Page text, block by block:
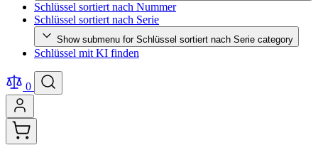
Schlüssel sortiert nach Nummer
Schlüssel sortiert nach Serie
Show submenu for Schlüssel sortiert nach Serie category
Schlüssel mit KI finden
0